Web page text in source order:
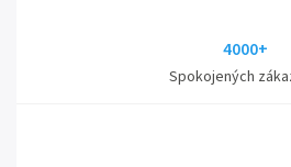
4000+
Spokojených